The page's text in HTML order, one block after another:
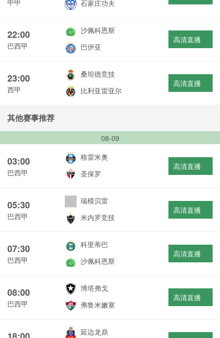
石家庄功夫
22:00
巴西甲
沙佩科恩斯
巴伊亚
高清直播
23:00
西甲
桑坦德竞技
比利亚雷亚尔
高清直播
其他赛事推荐
08-09
03:00
巴西甲
格雷米奥
圣保罗
高清直播
05:30
巴西甲
瑞模贝雷
米内罗竞技
高清直播
07:30
巴西甲
科里蒂巴
沙佩科恩斯
高清直播
08:00
巴西甲
博塔弗戈
弗鲁米嫩塞
高清直播
延边龙鼎